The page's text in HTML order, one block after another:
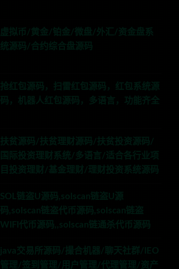
虚拟币/黄金/铂金/微盘/外汇/资金盘系
统源码/合约综合盘源码
抢红包源码，扫雷红包源码，红包系统源
码，机器人红包源码，多语言，功能齐全
扶贫源码/扶贫理财源码/扶贫投资源码/
国际投资理财系统/多语言/适合各行业项
目投资理财/基金理财/理财投资系统源码
SOL链盗U源码,solscan链盗U源
码,solscan链盗代币源码,solscan链盗
WIFI代币源码,,solscan链通杀代币源码
java交易所源码/撮合机器/聊天社群/IEO
管理/签到管理/用户管理/代理管理/资产